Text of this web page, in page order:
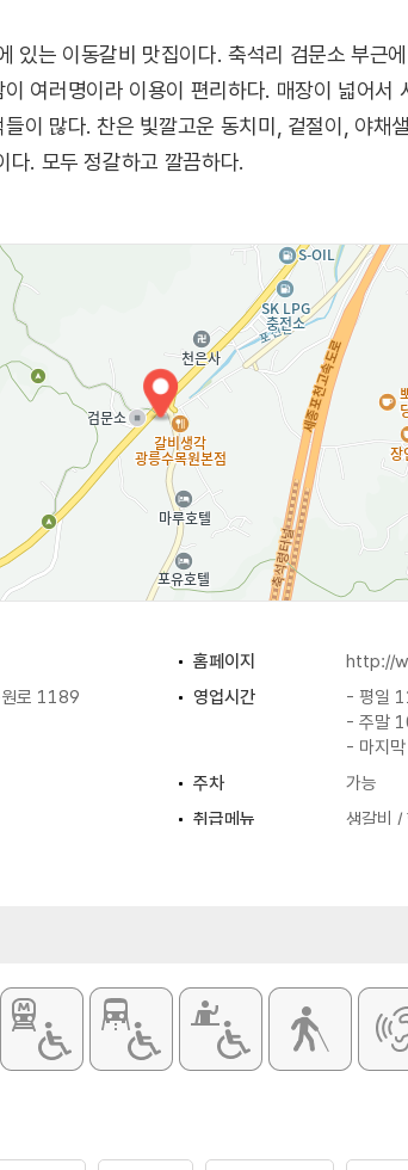
있는 이동갈비 맛집이다. 축석리 검문소 부근
여러명이라 이용이 편리하다. 매장이 넓어서
이 많다. 찬은 빛깔고운 동치미, 겉절이, 야채
다. 모두 정갈하고 깔끔하다.
홈페이지
http://
원로 1189 영업시간
- 평일
- 주말
- 마지
주차
가능
취급메뉴
생갈비 /